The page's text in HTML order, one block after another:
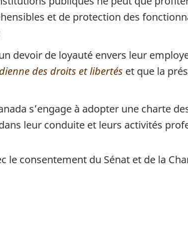
et de protection des
devoir de loyauté envers leur
des droits et libertés et que la
s’engage à adopter une charte
leur conduite et leurs activités
le consentement du Sénat et de la